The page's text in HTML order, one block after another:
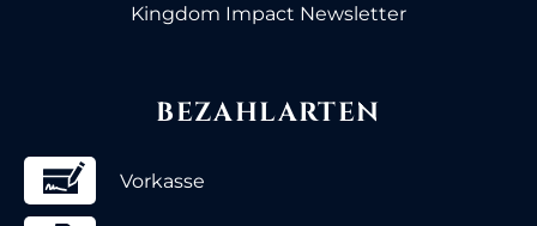
Kingdom Impact Newsletter
BEZAHLARTEN
Vorkasse